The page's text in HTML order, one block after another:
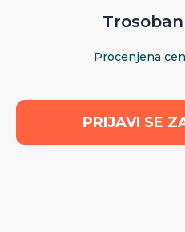
Trosoban
Procenjena
PRIJAVI SE